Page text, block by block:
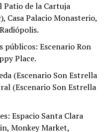
de la Cartuja
Casa Palacio Monasterio,
públicos: Escenario Ron
Place.
(Escenario Son Estrella
(Escenario Son Estrella
Espacio Santa Clara
Monkey Market,